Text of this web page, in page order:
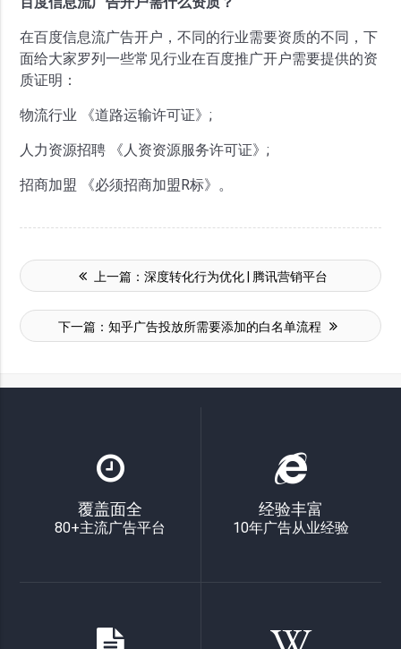
在百度信息流广告开户，不同的行业需要资质的不同，下
面给大家罗列一些常见行业在百度推广开户需要提供的资
质证明：
物流行业 《道路运输许可证》;
人力资源招聘 《人资资源服务许可证》;
招商加盟 《必须招商加盟R标》。
上一篇：深度转化行为优化 | 腾讯营销平台
下一篇：知乎广告投放所需要添加的白名单流程
覆盖面全
80+主流广告平台
经验丰富
10年广告从业经验